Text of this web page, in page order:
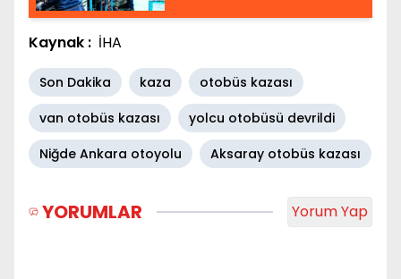
Kaynak : İHA
Son Dakika kaza
otobüs kazası
van otobüs kazası
yolcu otobüsü devrildi
Niğde Ankara otoyolu
Aksaray otobüs kazası
YORUMLAR Yorum Yap